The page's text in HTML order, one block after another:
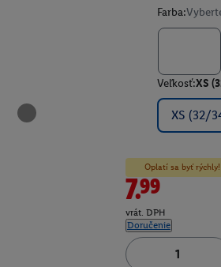
Farba:
Veľkosť:XS
XS (32/
Oplatí sa byť
7.99
vrát. DPH
Doručenie